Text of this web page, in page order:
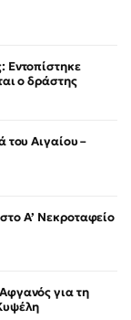
Εντοπίστηκε
ο δράστης
του Αιγαίου –
Α’ Νεκροταφείο
για τη